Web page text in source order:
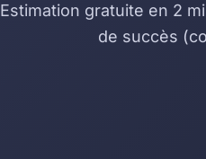
Estimation gratuite en 2
de succès